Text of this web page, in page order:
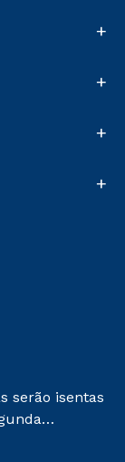
+
+
+
+
serão isentas